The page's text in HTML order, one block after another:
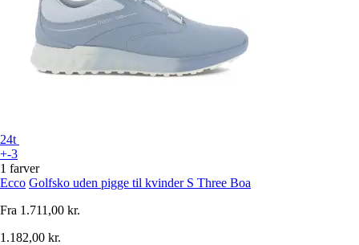
24t
+-3
1 farver
Ecco Golfsko uden pigge til kvinder S Three Boa
Fra 1.711,00 kr.
1.182,00 kr.